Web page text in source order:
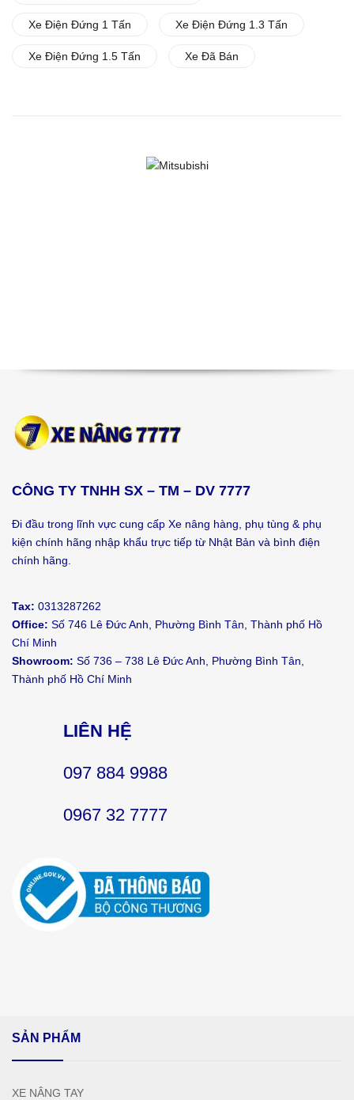
Xe Điện Đứng 1 Tấn Xe Điện Đứng 1.3 Tấn
Xe Điện Đứng 1.5 Tấn Xe Đã Bán
CÔNG TY TNHH SX – TM – DV 7777
Đi đầu trong lĩnh vực cung cấp Xe nâng hàng, phụ tùng & phụ
kiện chính hãng nhập khẩu trực tiếp từ Nhật Bản và bình điện
chính hãng.
Tax: 0313287262
Office: Số 746 Lê Đức Anh, Phường Bình Tân, Thành phố Hồ
Chí Minh
Showroom: Số 736 – 738 Lê Đức Anh, Phường Bình Tân,
Thành phố Hồ Chí Minh
LIÊN HỆ
097 884 9988
0967 32 7777
SẢN PHẨM
XE NÂNG TAY